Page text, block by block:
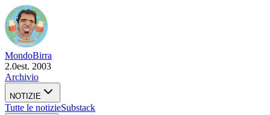
MondoBirra
2.0est. 2003
Archivio
NOTIZIE
Tutte le notizieSubstack